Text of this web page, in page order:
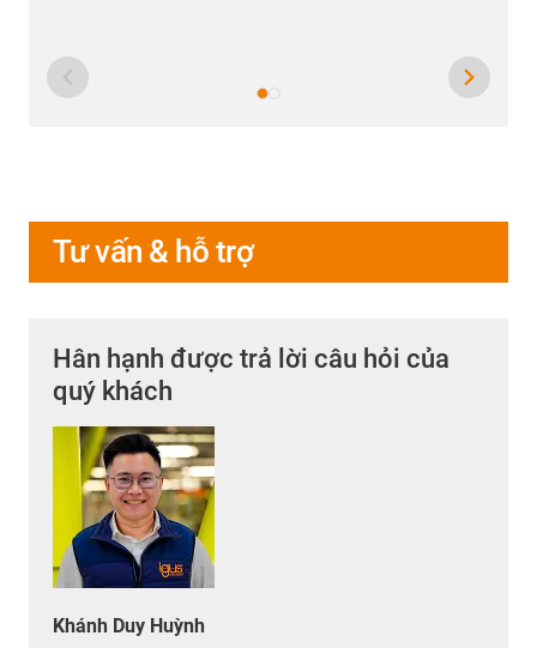
Tư vấn & hỗ trợ
Hân hạnh được trả lời câu hỏi của
quý khách
Khánh Duy Huỳnh